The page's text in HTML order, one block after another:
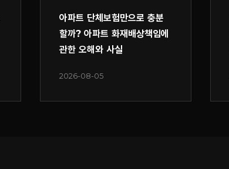
아파트 단체보험만으로 충분
할까? 아파트 화재배상책임에
관한 오해와 사실
2026-08-05